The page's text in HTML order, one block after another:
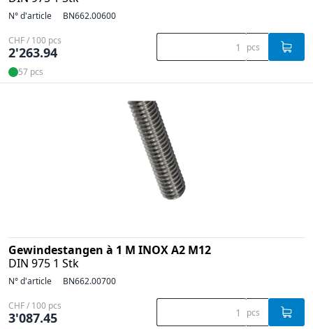
N° d'article BN662.00600
CHF / 100 pcs
2'263.94 pcs
57 pcs
Gewindestangen à 1 M INOX A2 M12
DIN 975 1 Stk
N° d'article BN662.00700
CHF / 100 pcs
3'087.45 pcs